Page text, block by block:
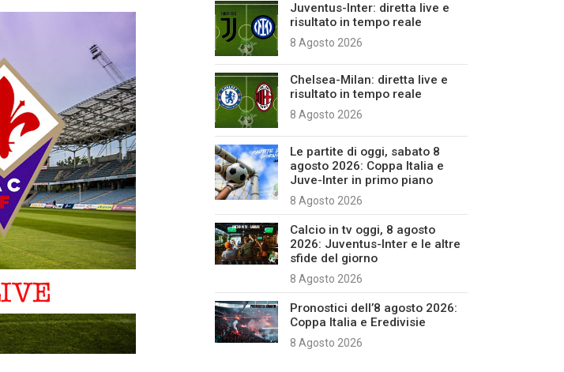
Juventus-Inter: diretta live e
risultato in tempo reale
8 Agosto 2026
Chelsea-Milan: diretta live e
risultato in tempo reale
8 Agosto 2026
Le partite di oggi, sabato 8
agosto 2026: Coppa Italia e
Juve-Inter in primo piano
8 Agosto 2026
Calcio in tv oggi, 8 agosto
2026: Juventus-Inter e le altre
sfide del giorno
8 Agosto 2026
Pronostici dell’8 agosto 2026:
Coppa Italia e Eredivisie
8 Agosto 2026